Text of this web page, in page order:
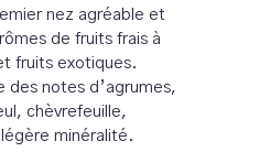
nez agréable et
de fruits frais à
fruits exotiques.
des notes d’agrumes,
chèvrefeuille,
minéralité.